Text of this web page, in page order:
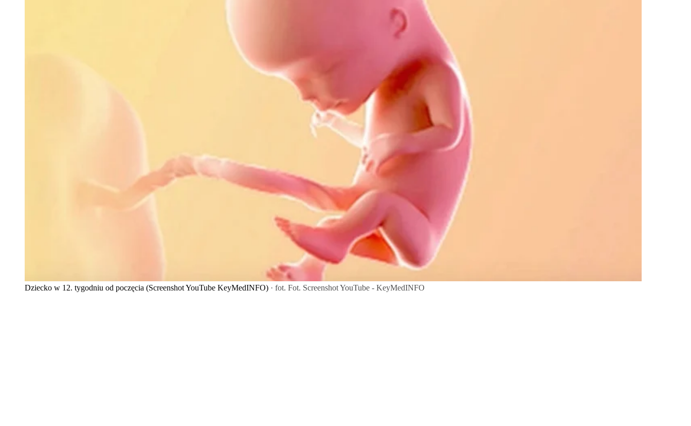
Dziecko w 12. tygodniu od poczęcia (Screenshot YouTube KeyMedINFO) · fot. Fot. Screenshot YouTube - KeyMedINFO